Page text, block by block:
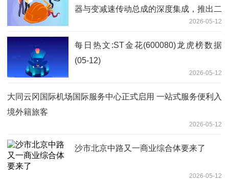
器与变减速传动总成的深度集成，推出二
合一、三合一电驱动系统产品|每日头条
2026-05-12
每日热文:ST金花(600080)龙虎榜数据
(05-12)
2026-05-12
大同云冈国际机场国际服务中心正式启用 一站式服务便利入
境外籍旅客
2026-05-12
沙市北京中路又一商业综合体要来了
2026-05-12